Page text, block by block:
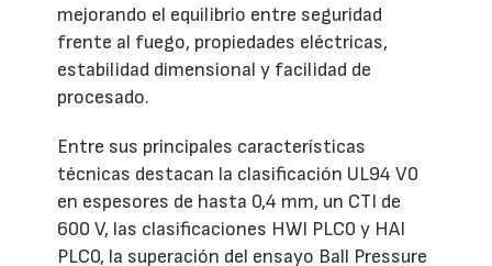
mejorando el equilibrio entre seguridad
frente al fuego, propiedades eléctricas,
estabilidad dimensional y facilidad de
procesado.
Entre sus principales características
técnicas destacan la clasificación UL94 V0
en espesores de hasta 0,4 mm, un CTI de
600 V, las clasificaciones HWI PLC0 y HAI
PLC0, la superación del ensayo Ball Pressure